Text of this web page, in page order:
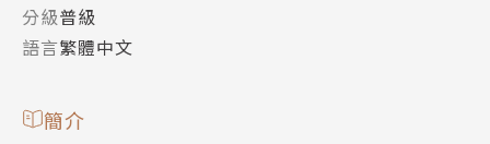
分級普級
語言繁體中文
簡介